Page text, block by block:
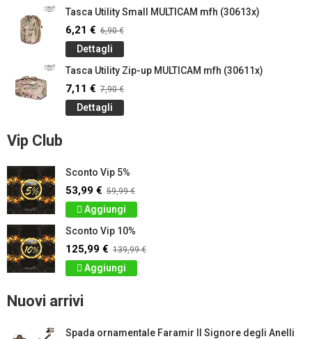
Tasca Utility Small MULTICAM mfh (30613x)
6,21 € 6,90 €
Dettagli
Tasca Utility Zip-up MULTICAM mfh (30611x)
7,11 € 7,90 €
Dettagli
Vip Club
Sconto Vip 5%
53,99 € 59,99 €
Aggiungi
Sconto Vip 10%
125,99 € 139,99 €
Aggiungi
Nuovi arrivi
Spada ornamentale Faramir Il Signore degli Anelli